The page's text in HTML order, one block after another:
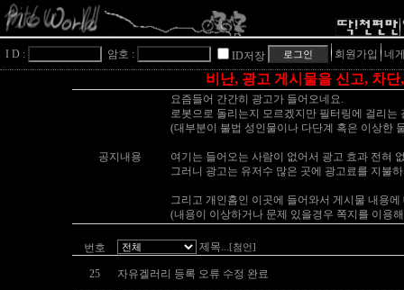
I D : 암호 : ID저장 회원가입 네
비난, 광고 게시물을 신고, 차
공지내용
요즘들어 간간히 광고가 들어오네요.
로봇으로 돌리는지 모르겠지만 필터링에 걸리
(대부분이 불법 성인물이나 다단계 혹은 이상한
여기는 들어오는 사람이 없어서 광고 효과 전혀
그러니 광고는 유저수 많은 곳에 광고료를 지불
그리고 개인홈인 이곳에 들어와서 게시물 내용
(내용이 이상하거나 문제 있을경우 쪽지를 이용
번호 제목 ...[첨언]
25 자유겔러리 등록 오류 수정 완료